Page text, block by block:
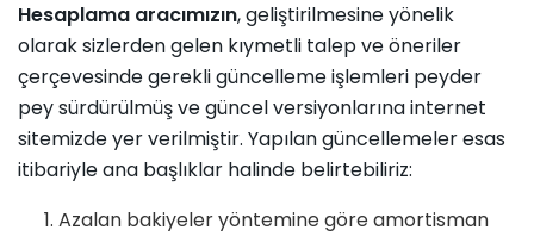
Hesaplama aracımızın, geliştirilmesine yönelik
olarak sizlerden gelen kıymetli talep ve öneriler
çerçevesinde gerekli güncelleme işlemleri peyder
pey sürdürülmüş ve güncel versiyonlarına internet
sitemizde yer verilmiştir. Yapılan güncellemeler esas
itibariyle ana başlıklar halinde belirtebiliriz:
Azalan bakiyeler yöntemine göre amortisman